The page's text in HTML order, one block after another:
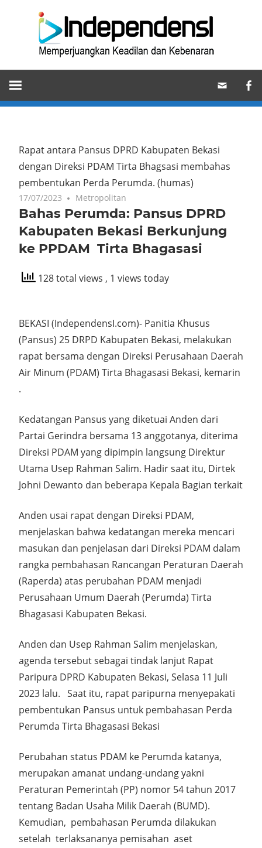
Memperjuangkan
Keadilan
dan
Rapat antara Pansus DPRD Kabupaten Bekasi
dengan Direksi PDAM Tirta Bhagsasi membahas
pembentukan Perda Perumda. (humas)
17/07/2023 Metropolitan
Bahas Perumda: Pansus DPRD
Kabupaten Bekasi Berkunjung
ke PPDAM Tirta Bhagasasi
128 total views , 1 views today
BEKASI (IndependensI.com)- Panitia Khusus
(Pansus) 25 DRPD Kabupaten Bekasi, melakukan
rapat bersama dengan Direksi Perusahaan Daerah
Air Minum (PDAM) Tirta Bhagasasi Bekasi, kemarin
.
Kedatangan Pansus yang diketuai Anden dari
Partai Gerindra bersama 13 anggotanya, diterima
Direksi PDAM yang dipimpin langsung Direktur
Utama Usep Rahman Salim. Hadir saat itu, Dirtek
Johni Dewanto dan beberapa Kepala Bagian terkait
Anden usai rapat dengan Direksi PDAM,
menjelaskan bahwa kedatangan mereka mencari
masukan dan penjelasan dari Direksi PDAM dalam
rangka pembahasan Rancangan Peraturan Daerah
(Raperda) atas perubahan PDAM menjadi
Perusahaan Umum Daerah (Perumda) Tirta
Bhagasasi Kabupaten Bekasi.
Anden dan Usep Rahman Salim menjelaskan,
agenda tersebut sebagai tindak lanjut Rapat
Paripura DPRD Kabupaten Bekasi, Selasa 11 Juli
2023 lalu. Saat itu, rapat paripurna menyepakati
pembentukan Pansus untuk pembahasan Perda
Perumda Tirta Bhagasasi Bekasi
Perubahan status PDAM ke Perumda katanya,
merupakan amanat undang-undang yakni
Peraturan Pemerintah (PP) nomor 54 tahun 2017
tentang Badan Usaha Milik Daerah (BUMD).
Kemudian, pembahasan Perumda dilakukan
setelah terlaksananya pemisahan aset